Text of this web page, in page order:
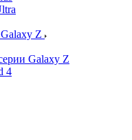
Z
Galaxy Z
4